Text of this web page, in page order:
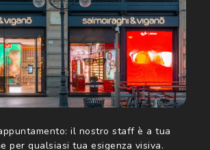
il nostro staff è a tua
per qualsiasi tua esigenza visiva.